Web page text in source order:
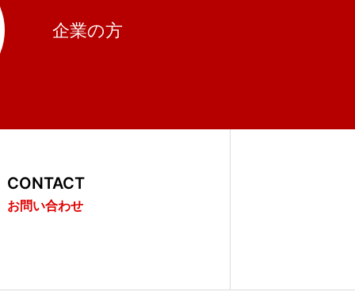
企業の方
CONTACT
お問い合わせ